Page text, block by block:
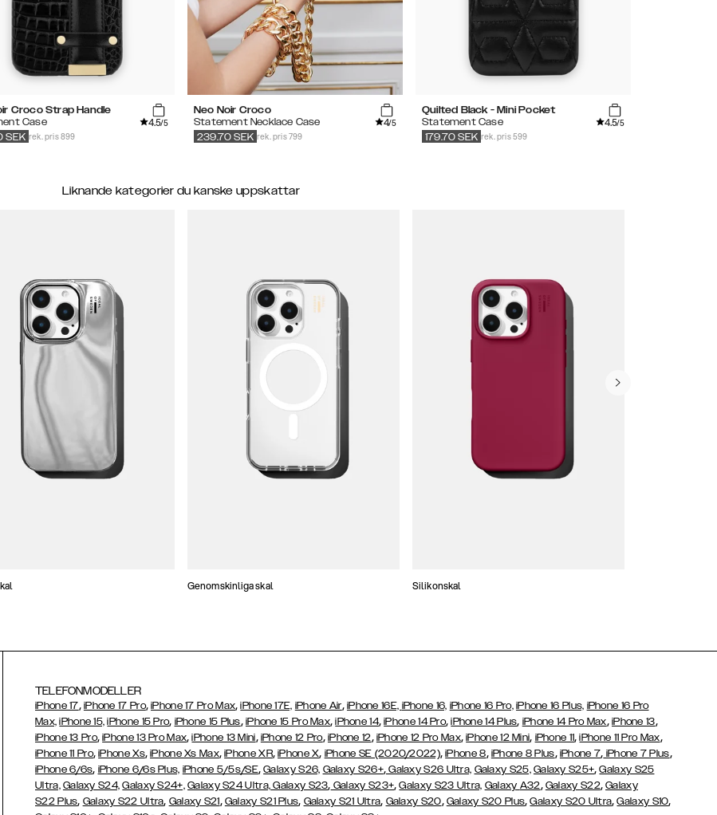
Croco Strap Handle
Case
4.5/5
rek. pris 899
SEK
Neo Noir Croco
Statement Necklace Case
4/5
rek. pris 799
239.70 SEK
Quilted Black - Mini Pocket
Statement Case
4.5/5
rek. pris 599
179.70 SEK
Liknande kategorier du kanske uppskattar
Genomskinliga skal Silikonskal
TELEFONMODELLER
iPhone 17, iPhone 17 Pro,iPhone 17 Pro Max,iPhone 17E, iPhone Air, iPhone 16E, iPhone 16, iPhone 16 Pro, iPhone 16 Plus, iPhone 16 Pro
Max, iPhone 15, iPhone 15 Pro, iPhone 15 Plus, iPhone 15 Pro Max,iPhone 14,iPhone 14 Pro,iPhone 14 Plus, iPhone 14 Pro Max, iPhone 13,
iPhone 13 Pro,iPhone 13 Pro Max,iPhone 13 Mini, iPhone 12 Pro, iPhone 12, iPhone 12 Pro Max,iPhone 12 Mini, iPhone 11,iPhone 11 Pro Max,
iPhone 11 Pro,iPhone Xs,iPhone Xs Max,iPhone XR,iPhone X, iPhone SE (2020/2022),iPhone 8, iPhone 8 Plus, iPhone 7, iPhone 7 Plus,
iPhone 6/6s, iPhone 6/6s Plus, iPhone 5/5s/SE,Galaxy S26, Galaxy S26+,Galaxy S26 Ultra, Galaxy S25, Galaxy S25+,Galaxy S25
Ultra, Galaxy S24, Galaxy S24+, Galaxy S24 Ultra, Galaxy S23, Galaxy S23+,Galaxy S23 Ultra, Galaxy A32, Galaxy S22,Galaxy
S22 Plus, Galaxy S22 Ultra, Galaxy S21, Galaxy S21 Plus, Galaxy S21 Ultra, Galaxy S20, Galaxy S20 Plus,Galaxy S20 Ultra,Galaxy S10,